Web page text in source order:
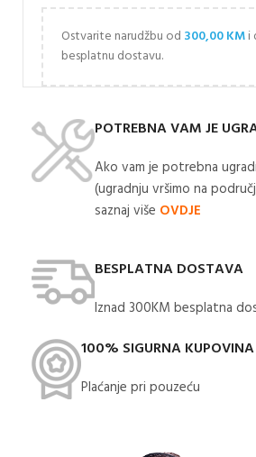
Ostvarite narudžbu od 300,00KMi
besplatnu dostavu.
POTREBNA VAM JE
Ako vam je potrebna
(ugradnju vršimo na
saznaj više OVDJE
BESPLATNA DOSTAVA
Iznad 300KM besplatna
100% SIGURNA KUPOVINA
Plaćanje pri pouzeću